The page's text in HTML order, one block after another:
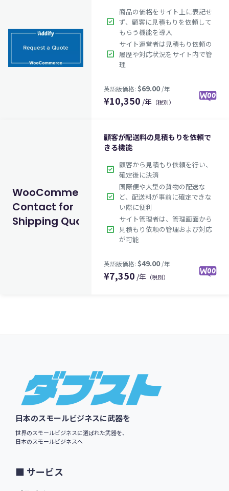
check_box
商品の価格をサイト上に表記せ
ず、顧客に見積もりを依頼して
もらう機能を導入
check_box
サイト運営者は見積もり依頼の
履歴や対応状況をサイト内で管
理
英語版価格:$69.00/年
¥10,350 /年 （税別）
WooCommerce
Contact for
Shipping Quote
顧客が配送料の見積もりを依頼で
きる機能
check_box 顧客から見積もり依頼を行い、
確定後に決済
check_box
国際便や大型の貨物の配送な
ど、配送料が事前に確定できな
い際に便利
check_box
サイト管理者は、管理画面から
見積もり依頼の管理および対応
が可能
¥7,350 /年 （税別）
Footer
日本のスモールビジネスに武器を
世界のスモールビジネスに選ばれた武器を、
日本のスモールビジネスへ
サービス